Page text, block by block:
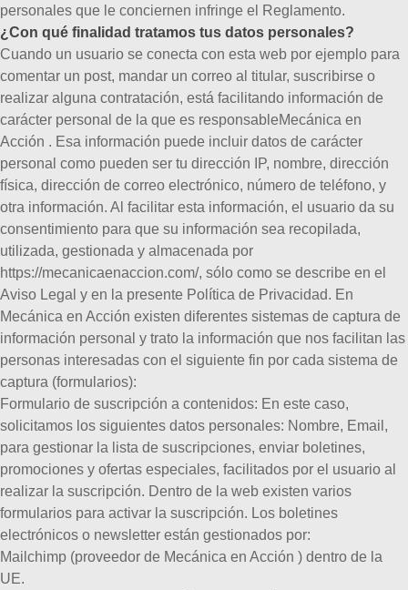
personales que le conciernen infringe el Reglamento.
¿Con qué finalidad tratamos tus datos personales?
Cuando un usuario se conecta con esta web por ejemplo para
comentar un post, mandar un correo al titular, suscribirse o
realizar alguna contratación, está facilitando información de
carácter personal de la que es responsableMecánica en
Acción . Esa información puede incluir datos de carácter
personal como pueden ser tu dirección IP, nombre, dirección
física, dirección de correo electrónico, número de teléfono, y
otra información. Al facilitar esta información, el usuario da su
consentimiento para que su información sea recopilada,
utilizada, gestionada y almacenada por
https://mecanicaenaccion.com/, sólo como se describe en el
Aviso Legal y en la presente Política de Privacidad. En
Mecánica en Acción existen diferentes sistemas de captura de
información personal y trato la información que nos facilitan las
personas interesadas con el siguiente fin por cada sistema de
captura (formularios):
Formulario de suscripción a contenidos: En este caso,
solicitamos los siguientes datos personales: Nombre, Email,
para gestionar la lista de suscripciones, enviar boletines,
promociones y ofertas especiales, facilitados por el usuario al
realizar la suscripción. Dentro de la web existen varios
formularios para activar la suscripción. Los boletines
electrónicos o newsletter están gestionados por:
Mailchimp (proveedor de Mecánica en Acción ) dentro de la
UE.